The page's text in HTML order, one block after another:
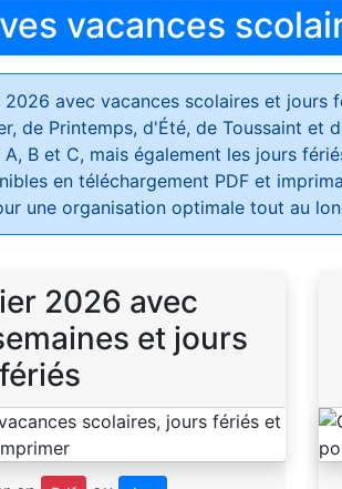
vacances
2026 avec vacances scolaires et jours
de Printemps, d'Été, de Toussaint et
B et C, mais également les jours
en téléchargement PDF et
une organisation optimale tout au
2026 avec
et jours
fériés